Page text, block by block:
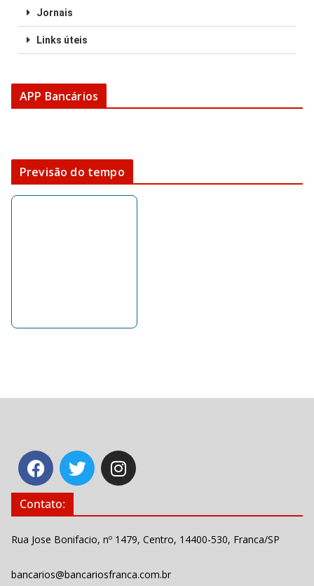
Jornais
Links úteis
APP Bancários
Previsão do tempo
Contato:
Rua Jose Bonifacio, nº 1479, Centro, 14400-530, Franca/SP
bancarios@bancariosfranca.com.br